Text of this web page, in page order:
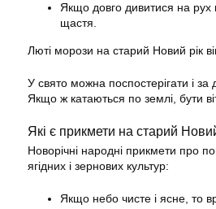
Якщо довго дивитися на рух
щастя.
Люті морози на старий Новий рік
У свято можна поспостерігати і
Якщо ж катаються по землі, бути
Які є прикмети на старий
Новорічні народні прикмети про
ягідних і зернових культур:
Якщо небо чисте і ясне, то